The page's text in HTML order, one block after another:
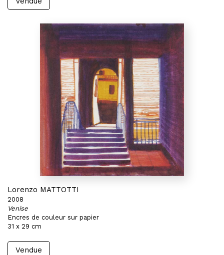
Lorenzo MATTOTTI
2008
Venise
Encres de couleur sur papier
31 x 29 cm
Vendue